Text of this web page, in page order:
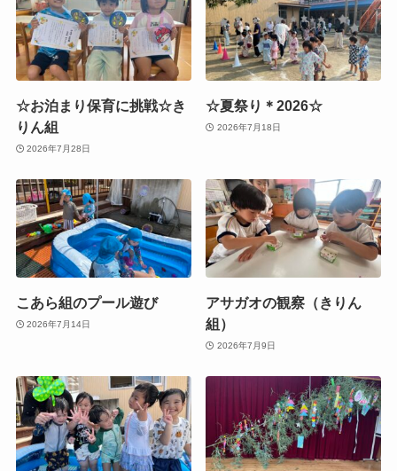
☆お泊まり保育に挑戦☆き
りん組
2026年7月28日
☆夏祭り＊2026☆
2026年7月18日
こあら組のプール遊び
2026年7月14日
アサガオの観察（きりん
組）
2026年7月9日